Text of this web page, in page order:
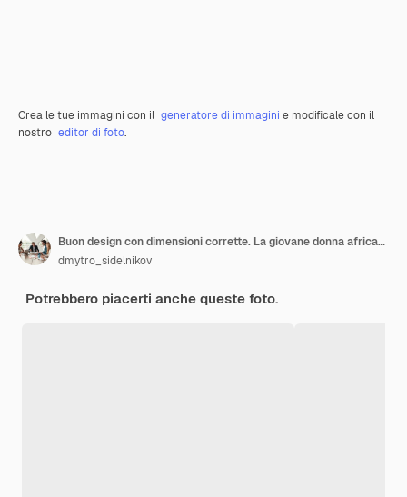
Crea le tue immagini con il generatore di immagini e modificale con il
nostro editor di foto.
Buon design con dimensioni corrette. La giovane donna africana, stilista del sarto sta guardando al manichino con la t-shitrt. Lei misura i vestiti
dmytro_sidelnikov
Potrebbero piacerti anche queste foto.